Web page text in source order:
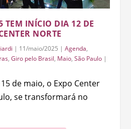
TEM INÍCIO DIA 12 DE
NORTE
| 11/maio/2025 |Agenda,
,Giro pelo Brasil, Maio,São Paulo |
de maio, o Expo Center
se transformará no